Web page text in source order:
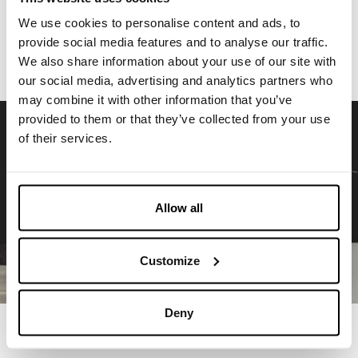
We use cookies to personalise content and ads, to
provide social media features and to analyse our traffic.
We also share information about your use of our site with
our social media, advertising and analytics partners who
may combine it with other information that you’ve
provided to them or that they’ve collected from your use
of their services.
Allow all
Customize
Deny
PROTOTIPISTE
Production